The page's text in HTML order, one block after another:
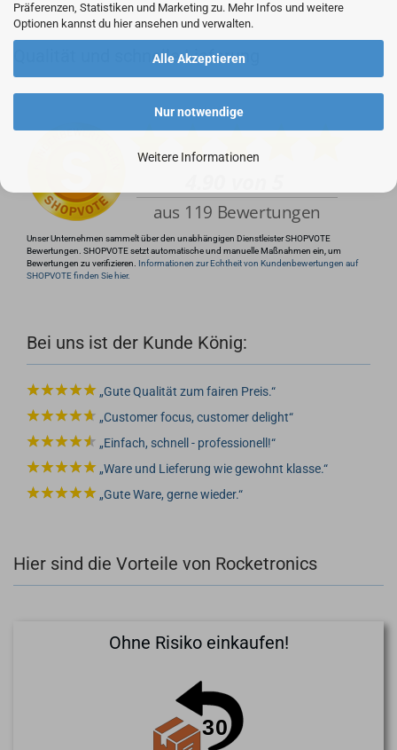
Präferenzen, Statistiken und Marketing zu. Mehr Infos und weitere
Optionen kannst du hier ansehen und verwalten.
Alle Akzeptieren
Nur notwendige
Weitere Informationen
+49 (0)4281 50 79 78 2
+49 (0)4281 50 79 78 2
Qualität und schnelle Lieferung
Unser Unternehmen sammelt über den unabhängigen Dienstleister SHOPVOTE
Bewertungen. SHOPVOTE setzt automatische und manuelle Maßnahmen ein, um
Bewertungen zu verifizieren. Informationen zur Echtheit von Kundenbewertungen auf
SHOPVOTE finden Sie hier.
Bei uns ist der Kunde König:
Gute Qualität zum fairen Preis.
Customer focus, customer delight
Einfach, schnell - professionell!
Ware und Lieferung wie gewohnt klasse.
Gute Ware, gerne wieder.
Hier sind die Vorteile von Rocketronics
Ohne Risiko einkaufen!